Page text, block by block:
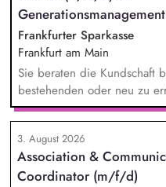
Generationsmanagement
Frankfurter Sparkasse
Frankfurt am Main
Sie beraten die Kundschaft
bestehenden oder neu zu
Lebzeiten als auch im
übernehmen
bei der
wirken aktiv an
Nachlassmanagement mit,
3. August 2026
Association &
Coordinator (m/f/d)